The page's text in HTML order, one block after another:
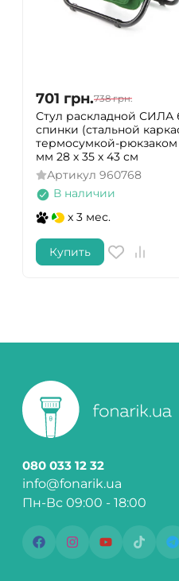
701 грн.738 грн.
Стул раскладной СИЛА
спинки (стальной
термосумкой-рюкзаком
мм 28 х 35 х 43 см
Артикул 960768
В наличии
x 3 мес.
Купить
080 033 12 32
info@fonarik.ua
Пн-Вс 09:00 - 18:00